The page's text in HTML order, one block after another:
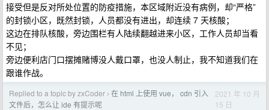
接受但是反对所处位置的防疫措施，本区域附近没有病例，却“严格”
的封锁小区，既然封锁，人员都没有进出，却连续 7 天核酸；
这边在排队核酸，旁边围栏有人陆续翻越进来小区，工作人员却当看
不见；
旁边便利店门口摆摊赌博没人戴口罩，也没人制止，我不知道我们在
跟谁作战。
Replied to a topic by zxCoder › 在 html 上使用 vue， cdn 引入
文件后，怎么让 ide 有提示呢
2021 年 10 月
15 日